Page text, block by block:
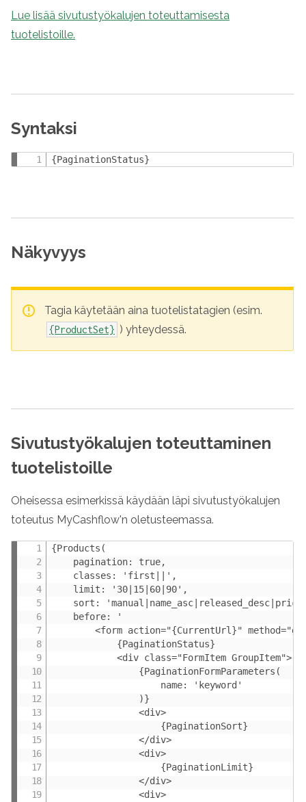
Lue lisää sivutustyökalujen toteuttamisesta
tuotelistoille.
Syntaksi
{PaginationStatus}
Näkyvyys
Tagia käytetään aina tuotelistatagien (esim.
{ProductSet} ) yhteydessä.
Sivutustyökalujen toteuttaminen
tuotelistoille
Oheisessa esimerkissä käydään läpi sivutustyökalujen
toteutus MyCashflow'n oletusteemassa.
{Products(
    pagination: true,
    classes: 'first||',
    limit: '30|15|60|90',
sort:
    before: '
<form action="{CurrentUrl}"
            {PaginationStatus}
            <div class="FormItem GroupItem">
                {PaginationFormParameters(
                    name: 'keyword'
                )}
                <div>
                    {PaginationSort}
                </div>
                <div>
                    {PaginationLimit}
                </div>
                <div>